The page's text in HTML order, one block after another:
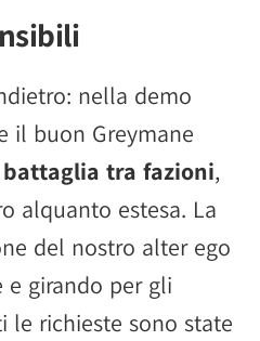
nella demo
il buon Greymane
tra fazioni,
alquanto estesa. La
del nostro alter ego
e girando per gli
le richieste sono state